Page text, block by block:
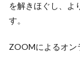
を解きほぐし、よ
す。
ZOOMによるオン